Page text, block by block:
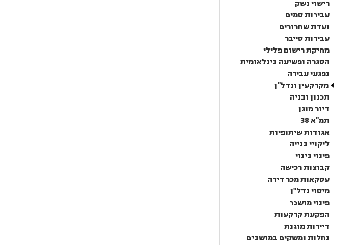
רישוי נשק
עבירות סמים
ועדת שחרורים
עבירות סייבר
מחיקת רישום פלילי
הסגרה ופשיעה בינלאומית
נפגעי עבירה
מקרקעין ונדל"ן
תכנון ובניה
דיור מוגן
תמ"א 38
אגודות שיתופיות
ליקויי בנייה
פינוי בינוי
קבוצות רכישה
עסקאות מכר דירה
מיסוי נדל"ן
פינוי מושכר
הפקעת קרקעות
דיירות מוגנת
נחלות ומשקים במושבים